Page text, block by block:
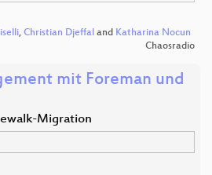
, Christian Djeffal and Katharina Nocun
Chaosradio
mit Foreman und
Migration